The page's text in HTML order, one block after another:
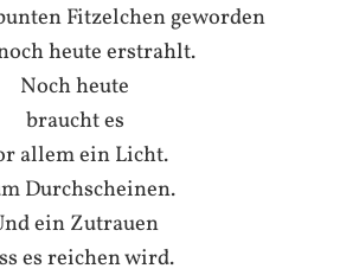
Fitzelchen geworden
heute erstrahlt.
Noch heute
braucht es
allem ein Licht.
Durchscheinen.
ein Zutrauen
es reichen wird.